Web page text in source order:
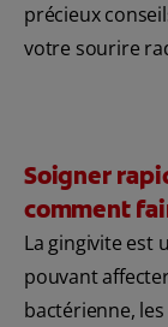
précieux
votre sourire
Soigner
comment
La gingivite est
pouvant
bactérienne,